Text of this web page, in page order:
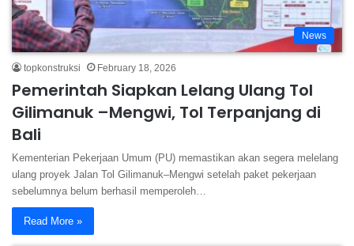
News
topkonstruksi February 18, 2026
Pemerintah Siapkan Lelang Ulang Tol
Gilimanuk –Mengwi, Tol Terpanjang di
Bali
Kementerian Pekerjaan Umum (PU) memastikan akan segera melelang
ulang proyek Jalan Tol Gilimanuk–Mengwi setelah paket pekerjaan
sebelumnya belum berhasil memperoleh…
Read More »